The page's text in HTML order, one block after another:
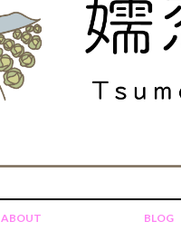
ABOUT BLOG